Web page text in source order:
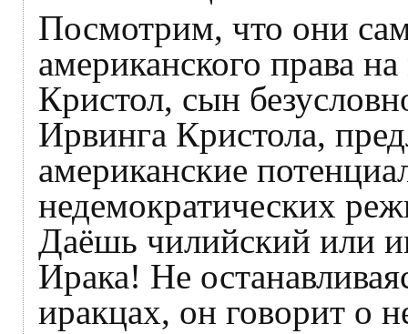
Посмотрим, что они
американского права
Кристол, сын
Ирвинга Кристола,
американские
недемократических
Даёшь чилийский или
Ирака! Не
иракцах, он говорит о